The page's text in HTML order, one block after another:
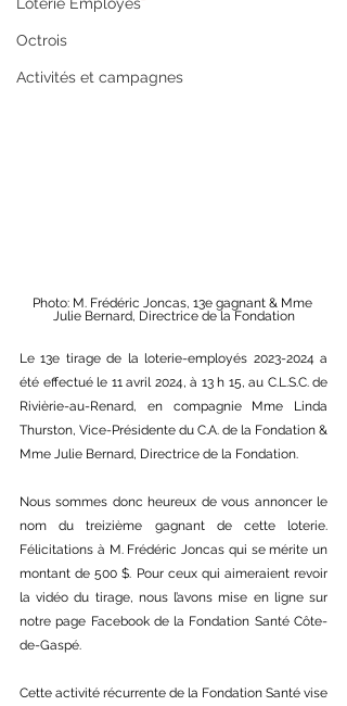
Octrois
Activités et campagnes
Photo: M. Frédéric Joncas, 13e gagnant & Mme
Julie Bernard, Directrice de la Fondation
Le 13e tirage de la loterie-employés 2023-2024 a
été effectué le 11 avril 2024, à 13 h 15, au C.L.S.C. de
Rivièrie-au-Renard, en compagnie Mme Linda
Thurston, Vice-Présidente du C.A. de la Fondation &
Mme Julie Bernard, Directrice de la Fondation.
Nous sommes donc heureux de vous annoncer le
nom du treizième gagnant de cette loterie.
Félicitations à M. Frédéric Joncas qui se mérite un
montant de 500 $. Pour ceux qui aimeraient revoir
la vidéo du tirage, nous l’avons mise en ligne sur
notre page Facebook de la Fondation Santé Côte-
de-Gaspé.
Cette activité récurrente de la Fondation Santé vise